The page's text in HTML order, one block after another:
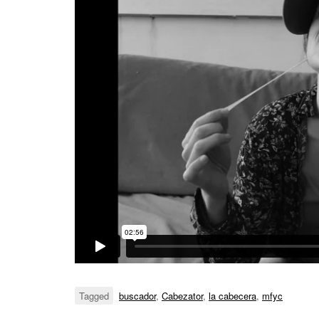
Tagged buscador, Cabezator, la cabecera, mfyc